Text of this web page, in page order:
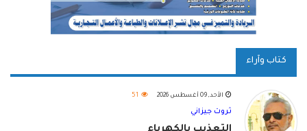
كتاب وآراء
الأحد, 09 أغسطس 2026 51
ثروت جيزاني